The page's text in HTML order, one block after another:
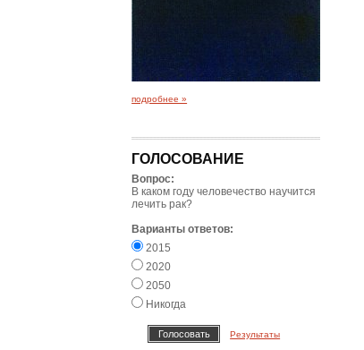
подробнее »
ГОЛОСОВАНИЕ
Вопрос:
В каком году человечество научится
лечить рак?
Варианты ответов:
2015
2020
2050
Никогда
Результаты